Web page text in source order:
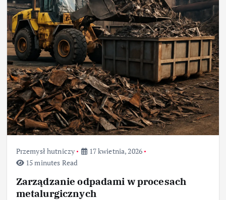
Przemysł hutniczy
17 kwietnia, 2026
15 minutes Read
Zarządzanie odpadami w procesach
metalurgicznych